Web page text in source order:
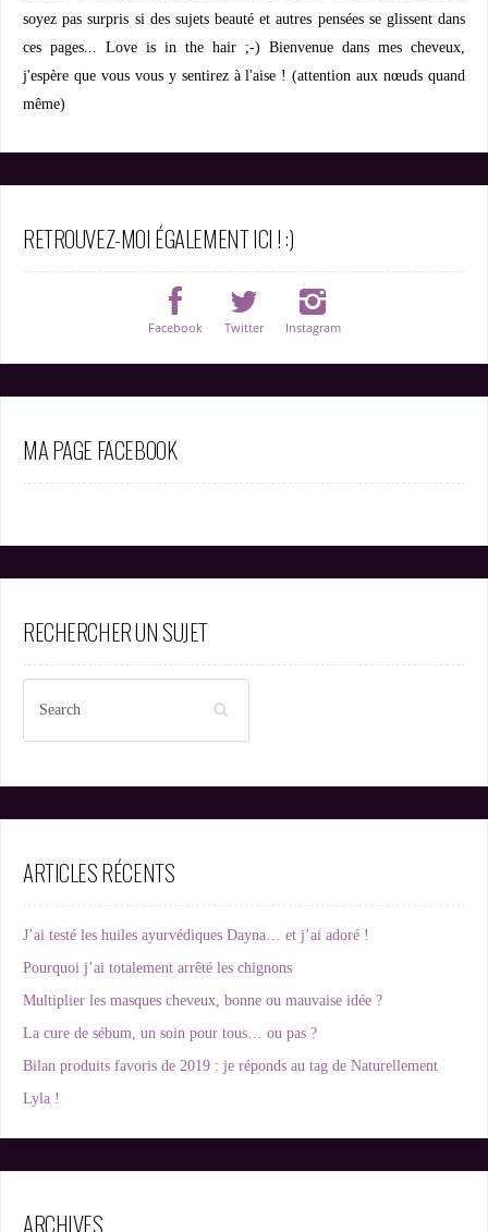
soyez pas surpris si des sujets beauté et autres pensées se glissent dans
ces pages... Love is in the hair ;-) Bienvenue dans mes cheveux,
j'espère que vous vous y sentirez à l'aise ! (attention aux nœuds quand
même)
RETROUVEZ-MOI ÉGALEMENT ICI ! :)
Facebook Twitter Instagram
MA PAGE FACEBOOK
RECHERCHER UN SUJET
ARTICLES RÉCENTS
J’ai testé les huiles ayurvédiques Dayna… et j’ai adoré !
Pourquoi j’ai totalement arrêté les chignons
Multiplier les masques cheveux, bonne ou mauvaise idée ?
La cure de sébum, un soin pour tous… ou pas ?
Bilan produits favoris de 2019 : je réponds au tag de Naturellement
Lyla !
ARCHIVES